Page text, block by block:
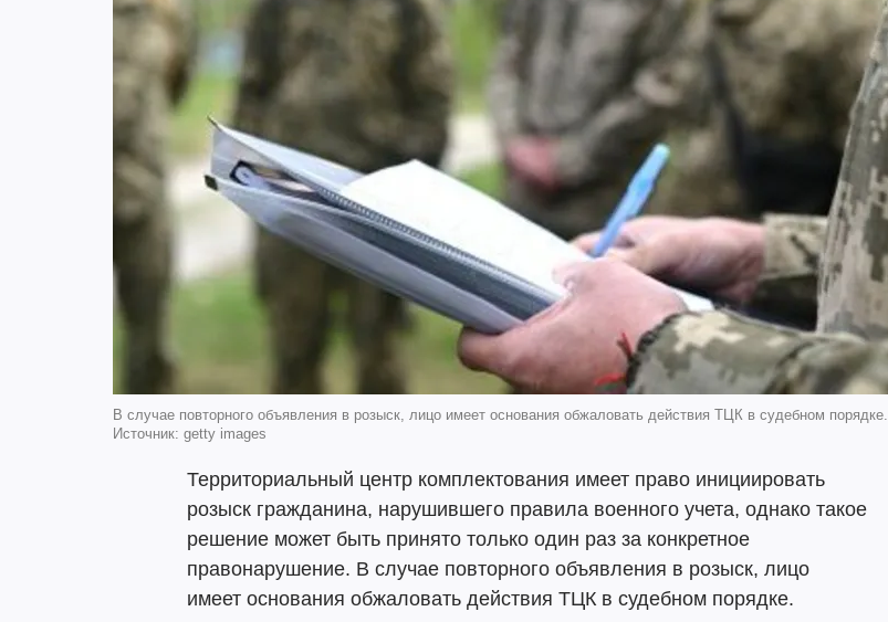
В случае повторного объявления в розыск, лицо имеет основания обжаловать действия ТЦК в судебном порядке.
Источник: getty images
Территориальный центр комплектования имеет право инициировать
розыск гражданина, нарушившего правила военного учета, однако такое
решение может быть принято только один раз за конкретное
правонарушение. В случае повторного объявления в розыск, лицо
имеет основания обжаловать действия ТЦК в судебном порядке.